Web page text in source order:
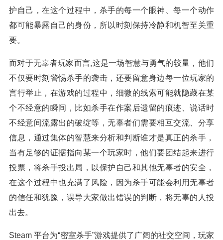
护自己，在这个过程中，杀手的每一个眼神、每一个动作
都可能暴露自己的身份，所以时刻保持冷静和机智至关重
要。
而对于无辜者玩家而言,这是一场智慧与勇气的较量，他们
不仅要时刻警惕杀手的袭击，还要留意身边每一位玩家的
言行举止，在游戏的过程中，细微的线索可能就隐藏在某
个不经意的瞬间，比如杀手在作案后遗留的痕迹、说话时
不经意间流露出的破绽等，无辜者们需要相互交流、分享
信息，通过集体的智慧来分析和判断谁才是真正的杀手，
当有足够的证据指向某一个玩家时，他们要团结起来进行
投票，将杀手投出局，以保护自己和其他无辜者的安全，
在这个过程中也充满了风险，因为杀手可能会利用无辜者
的信任和犹豫，误导大家做出错误的判断，将无辜的人投
出去。
Steam 平台为“密室杀手”游戏提供了广阔的社交空间，玩家